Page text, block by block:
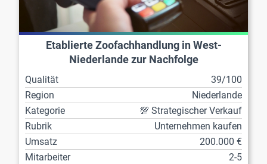
Etablierte Zoofachhandlung in West-
Niederlande zur Nachfolge
Qualität
39/100
Region
Niederlande
Kategorie
💯 Strategischer Verkauf
Rubrik
Unternehmen kaufen
Umsatz
200.000 €
Mitarbeiter
2-5